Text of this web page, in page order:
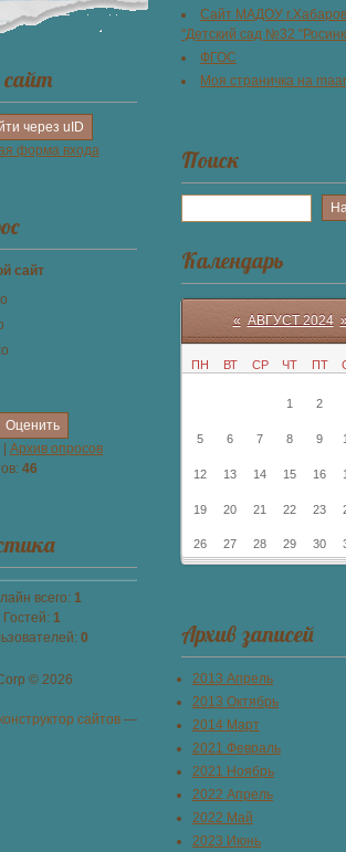
сайт
через uID
форма входа
сайт
Архив опросов
46
всего: 1
Гостей: 1
0
Сайт МАДОУ
"Детский сад №32
ФГОС
Моя страничка на
Поиск
Календарь
« АВГУСТ 2024 »
ПН ВТ СР ЧТ ПТ
1 2
5 6 7 8 9
12 13 14 15 16
19 20 21 22 23
26 27 28 29 30
Архив записей
2013 Апрель
2013 Октябрь
2014 Март
2021 Февраль
2021 Ноябрь
2022 Апрель
2022 Май
2023 Июнь
© 2026
конструктор сайтов —